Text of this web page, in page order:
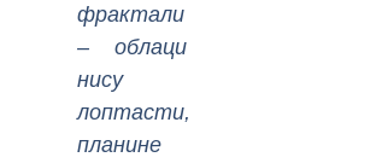
фрактали
– облаци
нису
лоптасти,
планине